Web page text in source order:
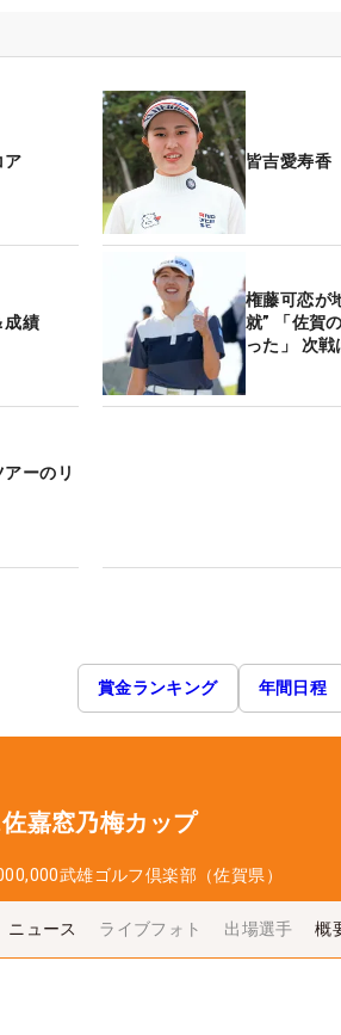
ア 皆吉愛寿
績
権藤可恋が
就” 「佐賀
った」 次
ーのリ
賞金ランキング 年間日程
嘉窓乃梅カップ
武雄ゴルフ倶楽部（佐賀県）
ニュース ライブフォト 出場選手 概